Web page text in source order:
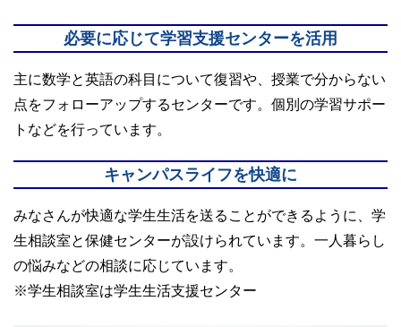
必要に応じて学習支援センターを活用
主に数学と英語の科目について復習や、授業で分からない
点をフォローアップするセンターです。個別の学習サポー
トなどを行っています。
キャンパスライフを快適に
みなさんが快適な学生生活を送ることができるように、学
生相談室と保健センターが設けられています。一人暮らし
の悩みなどの相談に応じています。
※学生相談室は学生生活支援センター